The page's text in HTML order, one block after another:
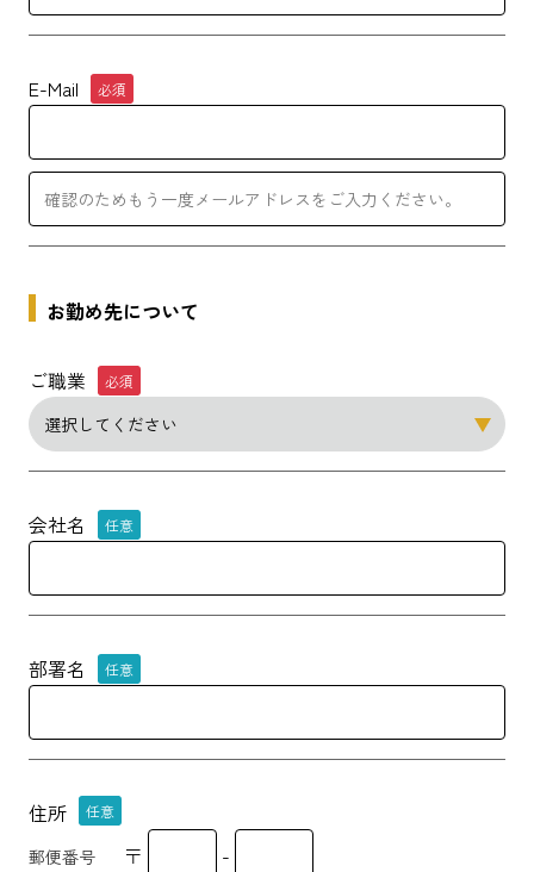
E-Mail 必須
お勤め先について
ご職業 必須
会社名 任意
部署名 任意
住所 任意
郵便番号 〒 -